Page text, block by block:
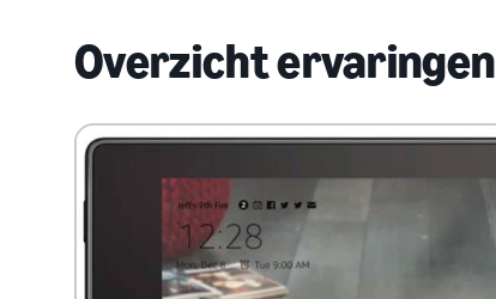
Overzicht ervaringen